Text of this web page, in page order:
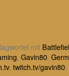
mit
, Gavin80,
, twitch.tv/gavin80,